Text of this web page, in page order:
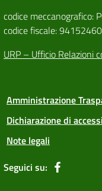
codice meccanografico:
codice fiscale:
URP – Ufficio Relazioni
Amministrazione
Dichiarazione di
Note legali
Seguici su: